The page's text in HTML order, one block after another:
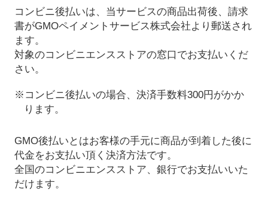
コンビニ後払いは、当サービスの商品出荷後、請求
書がGMOペイメントサービス株式会社より郵送され
ます。
対象のコンビニエンスストアの窓口でお支払いくだ
さい。
※コンビニ後払いの場合、決済手数料300円がかか
ります。
GMO後払いとはお客様の手元に商品が到着した後に
代金をお支払い頂く決済方法です。
全国のコンビニエンスストア、銀行でお支払いいた
だけます。